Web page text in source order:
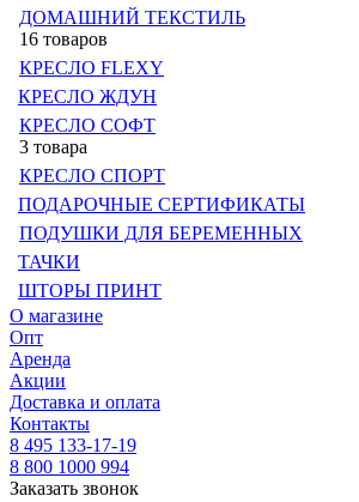
ДОМАШНИЙ ТЕКСТИЛЬ
16 товаров
КРЕСЛО FLEXY
КРЕСЛО ЖДУН
КРЕСЛО СОФТ
3 товара
КРЕСЛО СПОРТ
ПОДАРОЧНЫЕ СЕРТИФИКАТЫ
ПОДУШКИ ДЛЯ БЕРЕМЕННЫХ
ТАЧКИ
ШТОРЫ ПРИНТ
О магазине
Опт
Аренда
Акции
Доставка и оплата
Контакты
8 495 133-17-19
8 800 1000 994
Заказать звонок